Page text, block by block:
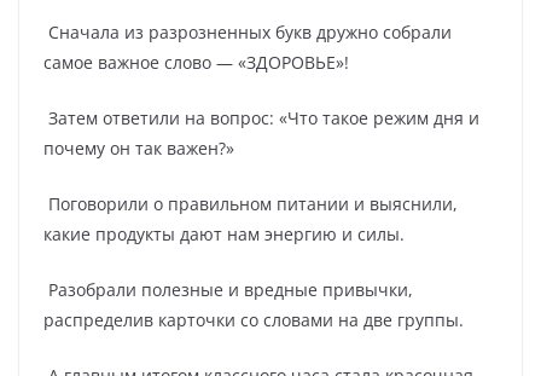
Сначала из разрозненных букв дружно собрали
самое важное слово — «ЗДОРОВЬЕ»!
Затем ответили на вопрос: «Что такое режим дня и
почему он так важен?»
Поговорили о правильном питании и выяснили,
какие продукты дают нам энергию и силы.
Разобрали полезные и вредные привычки,
распределив карточки со словами на две группы.